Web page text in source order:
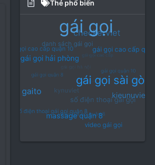
Thẻ phổ biến